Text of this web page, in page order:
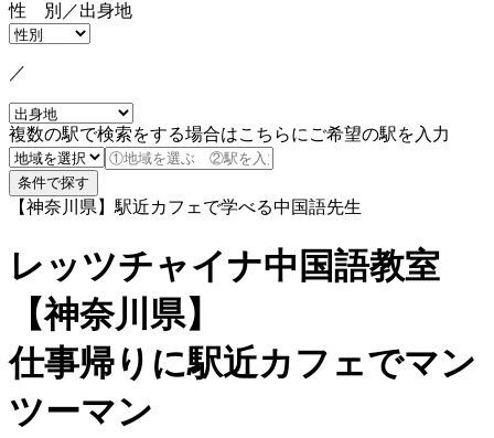
性 別／出身地
／
複数の駅で検索をする場合はこちらにご希望の駅を入力
【神奈川県】駅近カフェで学べる中国語先生
レッツチャイナ中国語教室
【神奈川県】
仕事帰りに駅近カフェでマン
ツーマン